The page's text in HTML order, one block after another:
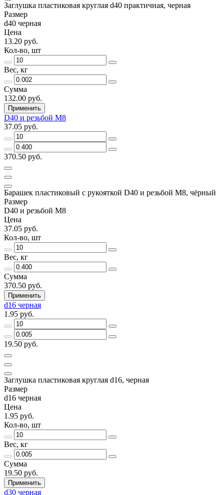
Заглушка пластиковая круглая d40 практичная, черная
Размер
d40 черная
Цена
13.20 руб.
Кол-во, шт
Вес, кг
Сумма
132.00 руб.
Применить
D40 и резьбой М8
37.05 руб.
370.50 руб.
Барашек пластиковый с рукояткой D40 и резьбой М8, чёрный
Размер
D40 и резьбой М8
Цена
37.05 руб.
Кол-во, шт
Вес, кг
Сумма
370.50 руб.
Применить
d16 черная
1.95 руб.
19.50 руб.
Заглушка пластиковая круглая d16, черная
Размер
d16 черная
Цена
1.95 руб.
Кол-во, шт
Вес, кг
Сумма
19.50 руб.
Применить
d30 черная